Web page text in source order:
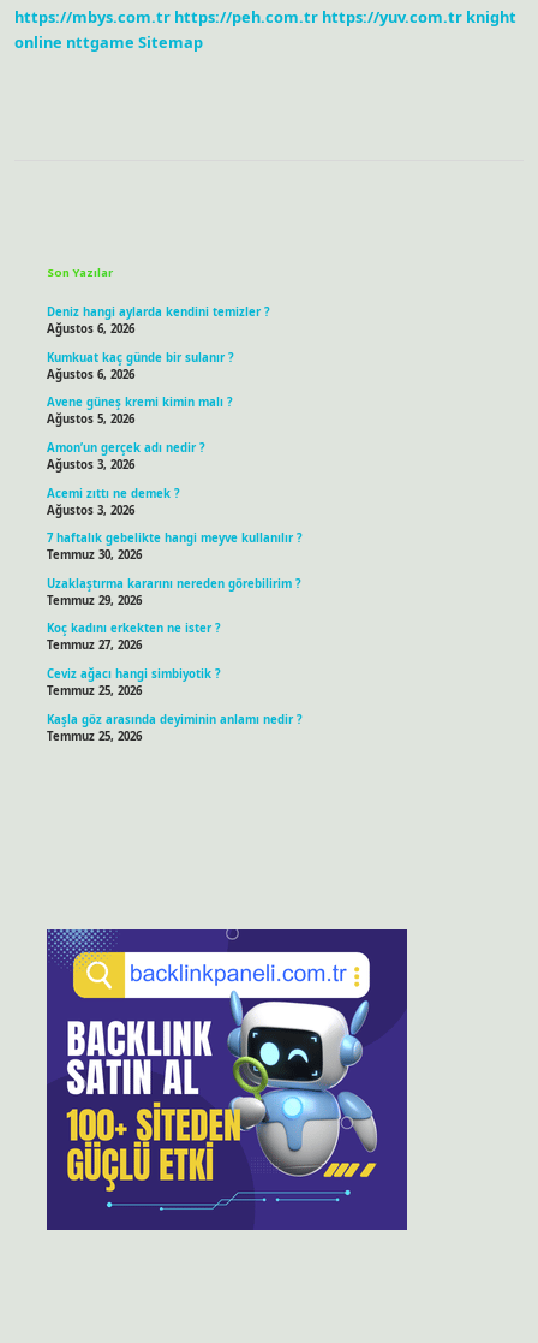
https://mbys.com.tr https://peh.com.tr https://yuv.com.tr knight
online nttgame Sitemap
Son Yazılar
Deniz hangi aylarda kendini temizler ?
Ağustos 6, 2026
Kumkuat kaç günde bir sulanır ?
Ağustos 6, 2026
Avene güneş kremi kimin malı ?
Ağustos 5, 2026
Amon’un gerçek adı nedir ?
Ağustos 3, 2026
Acemi zıttı ne demek ?
Ağustos 3, 2026
7 haftalık gebelikte hangi meyve kullanılır ?
Temmuz 30, 2026
Uzaklaştırma kararını nereden görebilirim ?
Temmuz 29, 2026
Koç kadını erkekten ne ister ?
Temmuz 27, 2026
Ceviz ağacı hangi simbiyotik ?
Temmuz 25, 2026
Kaşla göz arasında deyiminin anlamı nedir ?
Temmuz 25, 2026